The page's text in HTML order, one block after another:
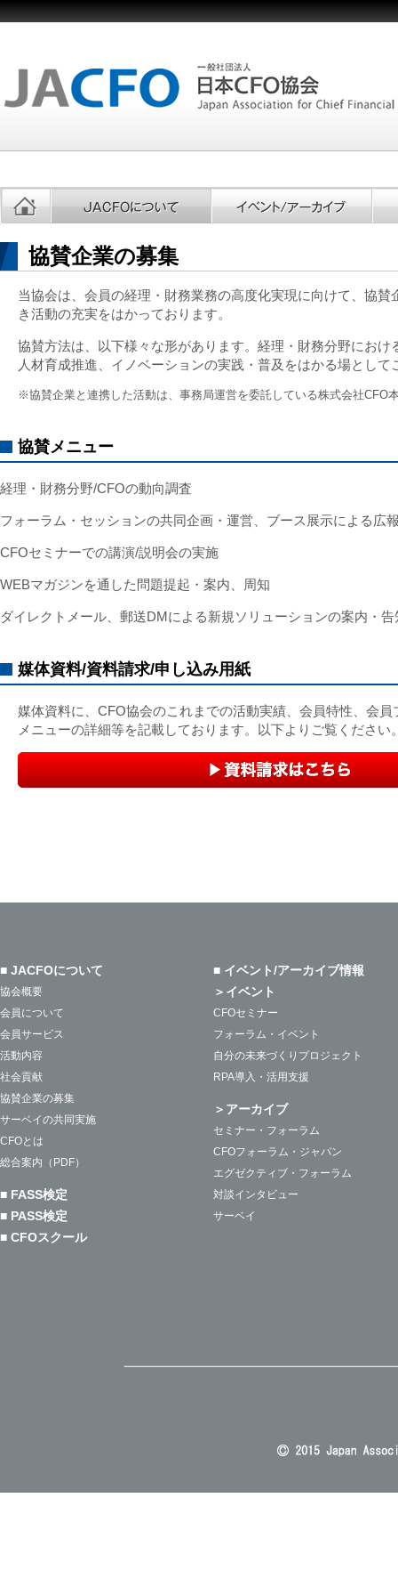
協賛企業の募集
当協会は、会員の経理・財務業務の高度化実現に向けて、協賛
き活動の充実をはかっております。
協賛方法は、以下様々な形があります。経理・財務分野におけ
人材育成推進、イノベーションの実践・普及をはかる場として
※協賛企業と連携した活動は、事務局運営を委託している株式会社CFO
協賛メニュー
経理・財務分野/CFOの動向調査
フォーラム・セッションの共同企画・運営、ブース展示による広
CFOセミナーでの講演/説明会の実施
WEBマガジンを通した問題提起・案内、周知
ダイレクトメール、郵送DMによる新規ソリューションの案内・告
媒体資料/資料請求/申し込み用紙
媒体資料に、CFO協会のこれまでの活動実績、会員特性、会
メニューの詳細等を記載しております。以下よりご覧ください
■ JACFOについて
協会概要
会員について
会員サービス
活動内容
社会貢献
協賛企業の募集
サーベイの共同実施
CFOとは
総合案内（PDF）
■ FASS検定
■ PASS検定
■ CFOスクール
■ イベント/アーカイブ情報
＞イベント
CFOセミナー
フォーラム・イベント
自分の未来づくりプロジェクト
RPA導入・活用支援
＞アーカイブ
セミナー・フォーラム
CFOフォーラム・ジャパン
エグゼクティブ・フォーラム
対談インタビュー
サーベイ